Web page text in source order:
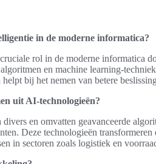
in de moderne informatica?
rol in de moderne informatica
en machine learning-
bij het nemen van betere
uit AI-technologieën?
en omvatten geavanceerde
Deze technologieën
in sectoren zoals logistiek en